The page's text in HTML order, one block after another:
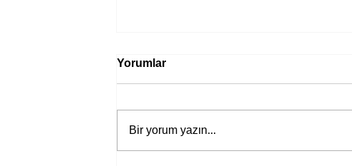
Yorumlar
Bir yorum yazın...